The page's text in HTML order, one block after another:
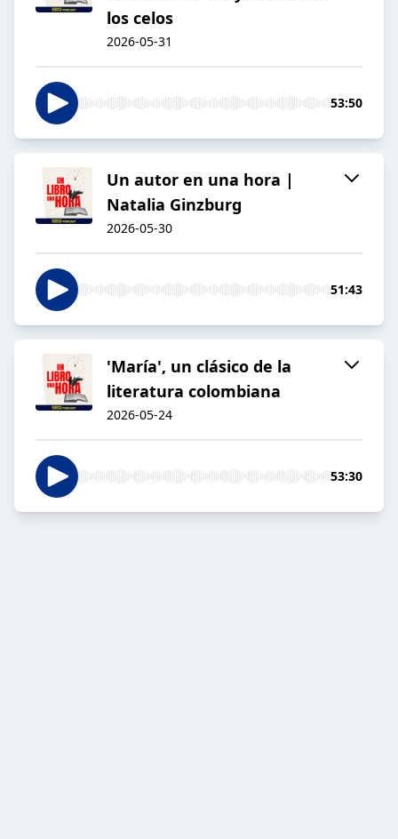
los celos
2026-05-31
53:50
Un autor en una hora |
Natalia Ginzburg
2026-05-30
51:43
'María', un clásico de la
literatura colombiana
2026-05-24
53:30